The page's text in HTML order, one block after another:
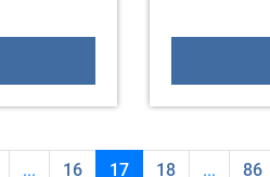
de fútbol 5 del Arratzua-
... 16 17 18 ... 86